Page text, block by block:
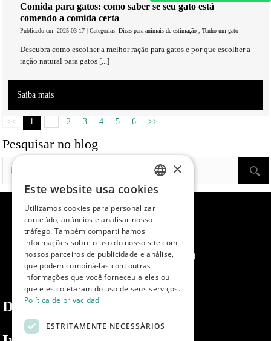
Comida para gatos: como saber se seu gato está
comendo a comida certa
Publicado em: 2025-03-17 | Categorias:Dicas para animais de estimação ,Tenho um gato
Descubra como escolher a melhor ração para gatos e por que escolher a
ração natural para gatos [...]
Saiba mais
<< 1 2 3 4 5 6 >>
Pesquisar no blog
Dibaq
SPANISH
ENGLISH
PORTUGUESE
×
Este website usa cookies
Utilizamos cookies para personalizar
conteúdo, anúncios e analisar nosso
tráfego. Também compartilhamos
informações sobre o uso do nosso site com
nossos parceiros de publicidade e análise,
que podem combiná-las com outras
informações que você forneceu a eles ou
que eles coletaram do uso de seus serviços.
Política de privacidad
ESTRITAMENTE NECESSÁRIOS